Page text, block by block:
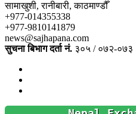
सामाखुशी, रानीबारी, काठमाण्डौँ
+977-014355338
+977-9810141879
news@sajhapana.com
सुचना बिभाग दर्ता नं. ३०५ / ०७२-०७३